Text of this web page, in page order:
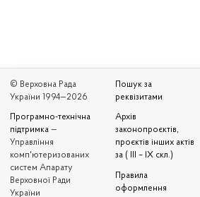
© Верховна Рада
України 1994—2026
Програмно-технічна
підтримка —
Управління
комп'ютеризованих
систем Апарату
Верховної Ради
України
Пошук за
реквізитами
Архів
законопроєктів,
проєктів інших актів
за ( III – IX скл.)
Правила
оформлення